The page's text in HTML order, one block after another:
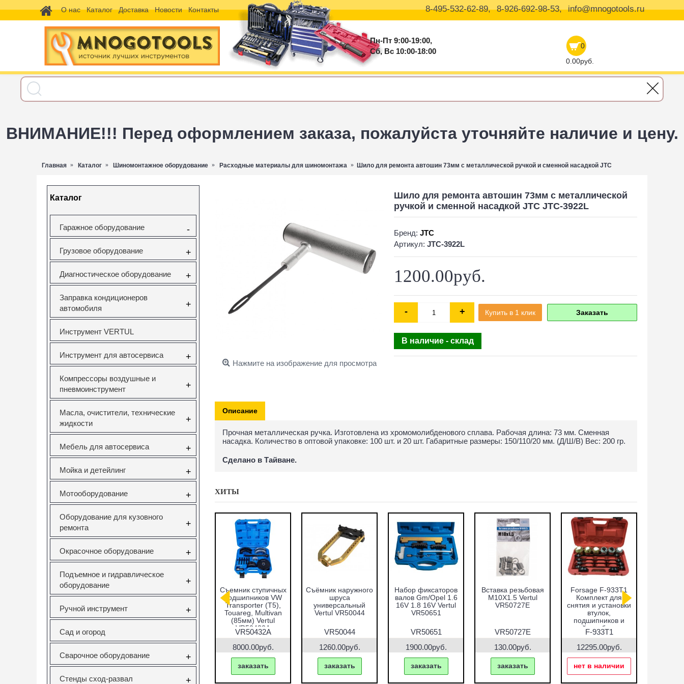
О нас Каталог Доставка Новости Контакты 8-495-532-62-89, 8-926-692-98-53, info@mnogotools.ru
Пн-Пт 9:00-19:00,
Сб, Вс 10:00-18:00
0
0.00руб.
ВНИМАНИЕ!!! Перед оформлением заказа, пожалуйста уточняйте наличие и цену.
Главная Каталог Шиномонтажное оборудование Расходные материалы для шиномонтажа Шило для ремонта автошин 73мм с металлической ручкой и сменной насадкой JTC
Каталог
Гаражное оборудование -
Грузовое оборудование +
Диагностическое оборудование +
Заправка кондиционеров
автомобиля
+
Инструмент VERTUL
Инструмент для автосервиса +
Компрессоры воздушные и
пневмоинструмент
+
Масла, очистители, технические
жидкости
+
Мебель для автосервиса +
Мойка и детейлинг +
Мотооборудование +
Оборудование для кузовного
ремонта
+
Окрасочное оборудование +
Подъемное и гидравлическое
оборудование
+
Ручной инструмент +
Сад и огород
Сварочное оборудование +
Стенды сход-развал +
Нажмите на изображение для просмотра
Шило для ремонта автошин 73мм с металлической
ручкой и сменной насадкой JTC JTC-3922L
Бренд: JTC
Артикул: JTC-3922L
1200.00руб.
- + Купить в 1 клик Заказать
В наличие - склад
Описание
Прочная металлическая ручка. Изготовлена из хромомолибденового сплава. Рабочая длина: 73 мм. Сменная
насадка. Количество в оптовой упаковке: 100 шт. и 20 шт. Габаритные размеры: 150/110/20 мм. (Д/Ш/В) Вес: 200 гр.
Сделано в Тайване.
ХИТЫ
CT-A1346
СЪЕМНИК
САЙЛЕНТБЛОКОВ
ДЛЯ SAAB 9-5
CT-A1346
нет в наличии
валов VAG
1.0/1.2/1.4/1.6л
Vertul VR50114
заказать
Съемник ступичных
подшипников VW
Transporter (T5),
Touareg, Multivan
(85мм) Vertul
VR50432A
VR50432A
8000.00руб.
заказать
Съёмник наружного
шруса
универсальный
Vertul VR50044
VR50044
1260.00руб.
заказать
Набор фиксаторов
валов Gm/Opel 1.6
16V 1.8 16V Vertul
VR50651
VR50651
1900.00руб.
заказать
Вставка резьбовая
M10X1.5 Vertul
VR50727E
VR50727E
130.00руб.
заказать
Forsage F-933T1
Комплект для
снятия и установки
втулок,
подшипников и
сайлентблоков
F-933T1
12295.00руб.
нет в наличии